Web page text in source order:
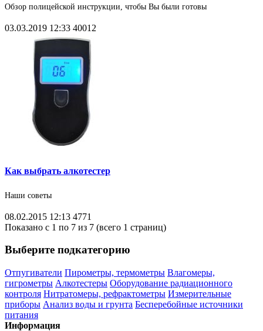
Обзор полицейской инструкции, чтобы Вы были готовы
03.03.2019 12:33 40012
Как выбрать алкотестер
Наши советы
08.02.2015 12:13 4771
Показано с 1 по 7 из 7 (всего 1 страниц)
Выберите подкатегорию
Отпугиватели Пирометры, термометры Влагомеры,
гигрометры Алкотестеры Оборудование радиационного
контроля Нитратомеры, рефрактометры Измерительные
приборы Анализ воды и грунта Бесперебойные источники
питания
Информация